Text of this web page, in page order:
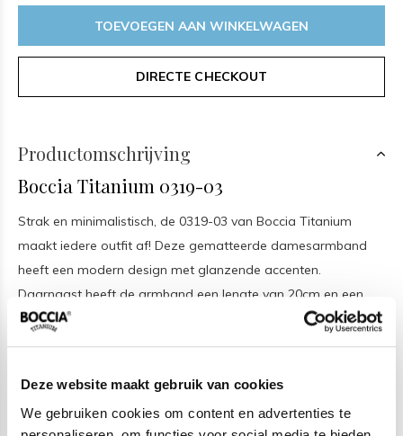
Deze website maakt gebruik van cookies
We gebruiken cookies om content en advertenties te
TOEVOEGEN AAN WINKELWAGEN
DIRECTE CHECKOUT
Productomschrijving
Boccia Titanium 0319-03
Strak en minimalistisch, de 0319-03 van Boccia Titanium
maakt iedere outfit af! Deze gematteerde damesarmband
heeft een modern design met glanzende accenten.
Daarnaast heeft de armband een lengte van 20cm en een
klapsluiting. Bovendien ga je lang plezier hebben van deze
stijlvolle armband. Titanium is een hard en duurzaam
krassen. Lichte krassen kunnen met een droge zachte
schuurspons of met een pennengum meestal gemakkelijk